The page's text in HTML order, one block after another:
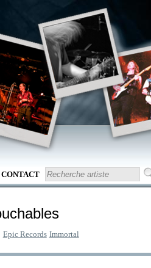
CONTACT
Epic Records Immortal